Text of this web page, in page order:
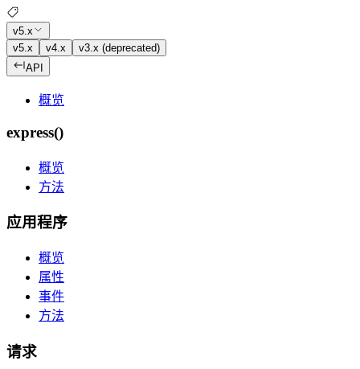
v5.x
v5.x
v4.x
v3.x (deprecated)
API
概览
express()
概览
方法
应用程序
概览
属性
事件
方法
请求